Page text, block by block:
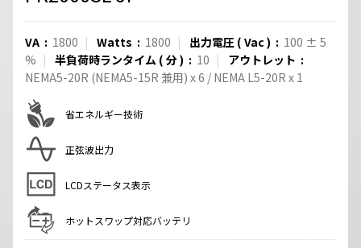
VA 1800 Watts 1800 出力電圧 ( Vac) 100 ± 5
%
半負荷時ランタイム ( 分) 10
アウトレット
NEMA5-20R (NEMA5-15R 兼用) x6 / NEMA L5-20R x 1
省エネルギー技術
正弦波出力
LCDステータス表示
ホットスワップ対応バッテリ